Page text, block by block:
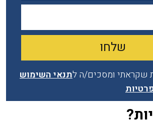
שקראתי ומסכים/ה לתנאי השימוש